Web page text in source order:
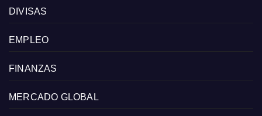
DIVISAS
EMPLEO
FINANZAS
MERCADO GLOBAL